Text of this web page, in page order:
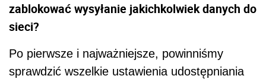
zablokować wysyłanie jakichkolwiek danych do
sieci?
Po pierwsze i najważniejsze, powinniśmy
sprawdzić wszelkie ustawienia udostępniania